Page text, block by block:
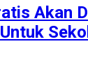
Akan